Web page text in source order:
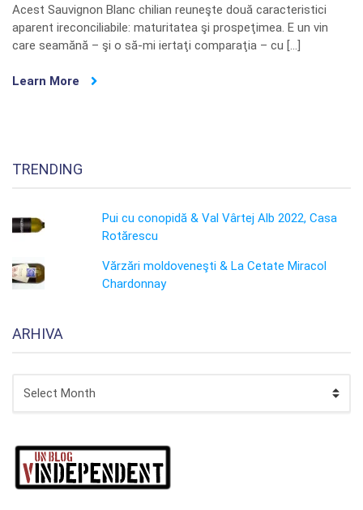
Acest Sauvignon Blanc chilian reuneşte două caracteristici
aparent ireconciliabile: maturitatea şi prospeţimea. E un vin
care seamănă – şi o să-mi iertaţi comparaţia – cu […]
Learn More
TRENDING
Pui cu conopidă & Val Vârtej Alb 2022, Casa
Rotărescu
Vărzări moldoveneşti & La Cetate Miracol
Chardonnay
ARHIVA